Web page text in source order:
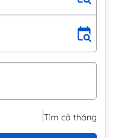
Tìm cả tháng